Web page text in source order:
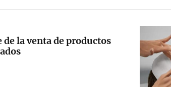
de la venta de productos